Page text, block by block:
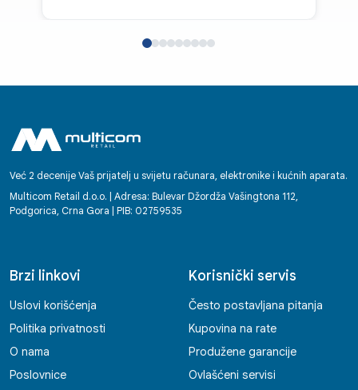
Već 2 decenije Vaš prijatelj u svijetu računara, elektronike i kućnih aparata.
Multicom Retail d.o.o. | Adresa: Bulevar Džordža Vašingtona 112,
Podgorica, Crna Gora | PIB: 02759535
Brzi linkovi
Uslovi korišćenja
Politika privatnosti
O nama
Poslovnice
Korisnički servis
Često postavljana pitanja
Kupovina na rate
Produžene garancije
Ovlašćeni servisi